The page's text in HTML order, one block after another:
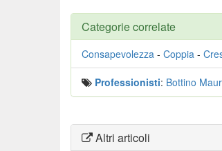
Categorie correlate
Consapevolezza - Coppia -
Professionisti: Bottino
Altri articoli